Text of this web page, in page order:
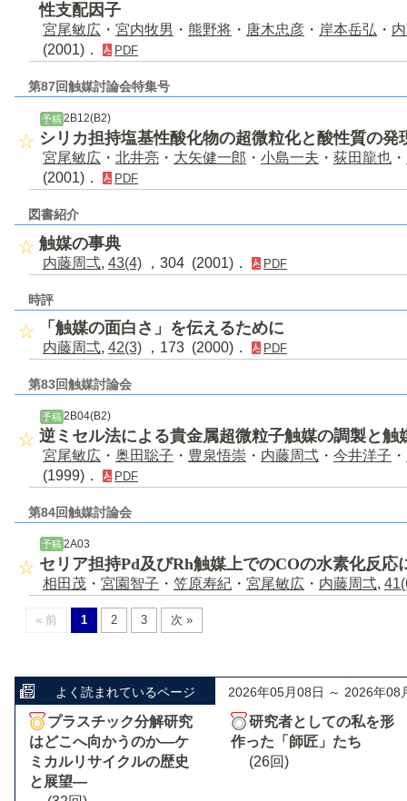
性支配因子
宮尾敏広 ・ 宮内牧男 ・ 熊野将 ・ 唐木忠彦 ・ 岸本岳弘 ・
(2001)．
PDF
第87回触媒討論会特集号
予稿2B12(B2)
シリカ担持塩基性酸化物の超微粒化と酸性質の発
宮尾敏広 ・ 北井亮 ・ 大矢健一郎 ・ 小島一夫 ・ 荻田龍也 ・
(2001)．
PDF
図書紹介
触媒の事典
内藤周弌, 43(4) ，304 (2001)． PDF
時評
「触媒の面白さ」を伝えるために
内藤周弌, 42(3) ，173 (2000)． PDF
第83回触媒討論会
予稿2B04(B2)
逆ミセル法による貴金属超微粒子触媒の調製と触
宮尾敏広 ・ 奥田聡子 ・ 豊泉悟崇 ・ 内藤周弌 ・ 今井洋子 ・
(1999)．
PDF
第84回触媒討論会
予稿 2A03
セリア担持Pd及びRh触媒上でのCOの水素化反応
相田茂 ・ 宮園智子 ・ 笠原寿紀 ・ 宮尾敏広 ・ 内藤周弌,
« 前 1 2 3 次 »
よく読まれているページ 2026年05月08日 ～ 2026年08
プラスチック分解研究
はどこへ向かうのか―ケ
ミカルリサイクルの歴史
と展望―
研究者としての私を形
作った「師匠」たち
(26回)